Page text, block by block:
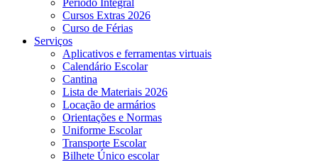
Período Integral
Cursos Extras 2026
Curso de Férias
Serviços
Aplicativos e ferramentas virtuais
Calendário Escolar
Cantina
Lista de Materiais 2026
Locação de armários
Orientações e Normas
Uniforme Escolar
Transporte Escolar
Bilhete Único escolar